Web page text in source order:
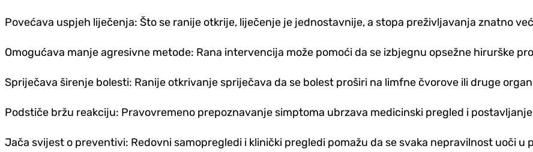
Povećava uspjeh liječenja: Što se ranije otkrije, liječenje je jednostavnije, a stopa preživljavanja znatno
Omogućava manje agresivne metode: Rana intervencija može pomoći da se izbjegnu opsežne hirurške
Spriječava širenje bolesti: Ranije otkrivanje spriječava da se bolest proširi na limfne čvorove ili druge
Podstiče bržu reakciju: Pravovremeno prepoznavanje simptoma ubrzava medicinski pregled i
Jača svijest o preventivi: Redovni samopregledi i klinički pregledi pomažu da se svaka nepravilnost uoči u